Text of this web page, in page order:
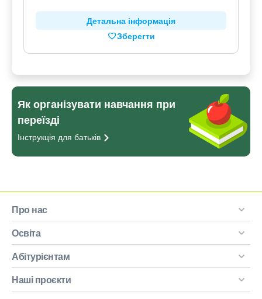
Детальна інформація
Зберегти
Як організувати навчання при
переїзді
Інструкція для батьків
Про нас
Освіта
Абітурієнтам
Наші проєкти